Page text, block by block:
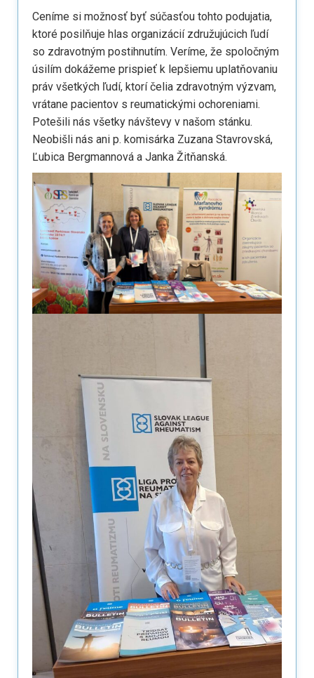
Ceníme si možnosť byť súčasťou tohto podujatia,
ktoré posilňuje hlas organizácií združujúcich ľudí
so zdravotným postihnutím. Veríme, že spoločným
úsilím dokážeme prispieť k lepšiemu uplatňovaniu
práv všetkých ľudí, ktorí čelia zdravotným výzvam,
vrátane pacientov s reumatickými ochoreniami.
Potešili nás všetky návštevy v našom stánku.
Neobišli nás ani p. komisárka Zuzana Stavrovská,
Ľubica Bergmannová a Janka Žitňanská.